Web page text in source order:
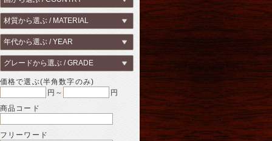
価格で選ぶ(半角数字のみ)
円～
円
商品コード
フリーワード